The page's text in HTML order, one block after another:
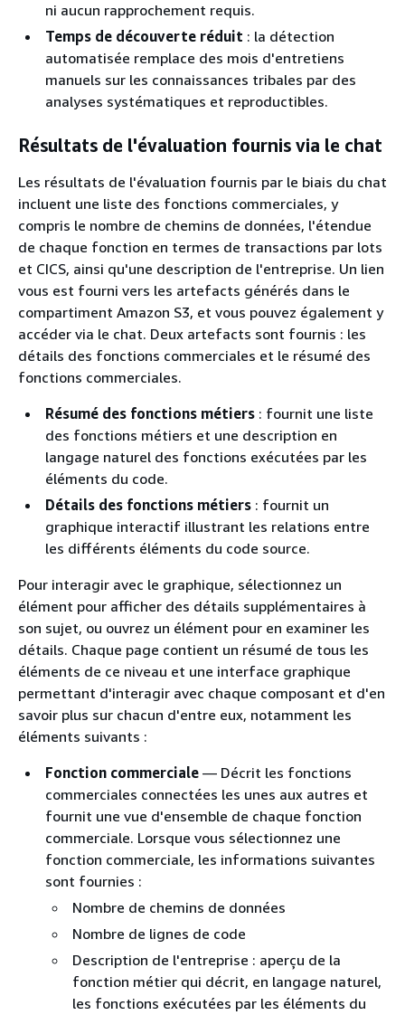
ni aucun rapprochement requis.
Temps de découverte réduit : la détection
automatisée remplace des mois d'entretiens
manuels sur les connaissances tribales par des
analyses systématiques et reproductibles.
Résultats de l'évaluation fournis via le chat
Les résultats de l'évaluation fournis par le biais du chat
incluent une liste des fonctions commerciales, y
compris le nombre de chemins de données, l'étendue
de chaque fonction en termes de transactions par lots
et CICS, ainsi qu'une description de l'entreprise. Un lien
vous est fourni vers les artefacts générés dans le
compartiment Amazon S3, et vous pouvez également y
accéder via le chat. Deux artefacts sont fournis : les
détails des fonctions commerciales et le résumé des
fonctions commerciales.
Résumé des fonctions métiers : fournit une liste
des fonctions métiers et une description en
langage naturel des fonctions exécutées par les
éléments du code.
Détails des fonctions métiers : fournit un
graphique interactif illustrant les relations entre
les différents éléments du code source.
Pour interagir avec le graphique, sélectionnez un
élément pour afficher des détails supplémentaires à
son sujet, ou ouvrez un élément pour en examiner les
détails. Chaque page contient un résumé de tous les
éléments de ce niveau et une interface graphique
permettant d'interagir avec chaque composant et d'en
savoir plus sur chacun d'entre eux, notamment les
éléments suivants :
Fonction commerciale — Décrit les fonctions
commerciales connectées les unes aux autres et
fournit une vue d'ensemble de chaque fonction
commerciale. Lorsque vous sélectionnez une
fonction commerciale, les informations suivantes
sont fournies :
Nombre de chemins de données
Nombre de lignes de code
Description de l'entreprise : aperçu de la
fonction métier qui décrit, en langage naturel,
les fonctions exécutées par les éléments du